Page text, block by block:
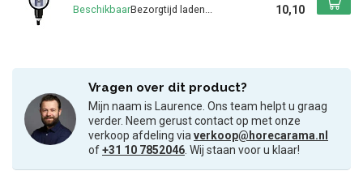
Beschikbaar
10,10
Vragen over dit product?
Mijn naam is Laurence. Ons team helpt u graag
verder. Neem gerust contact op met onze
verkoop afdeling viaverkoop@horecarama.nl
of+31 10 7852046. Wij staan voor u klaar!